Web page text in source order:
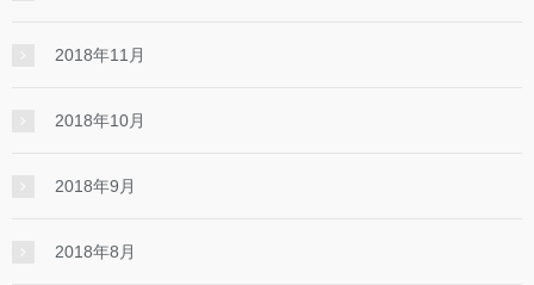
2018年11月
2018年10月
2018年9月
2018年8月